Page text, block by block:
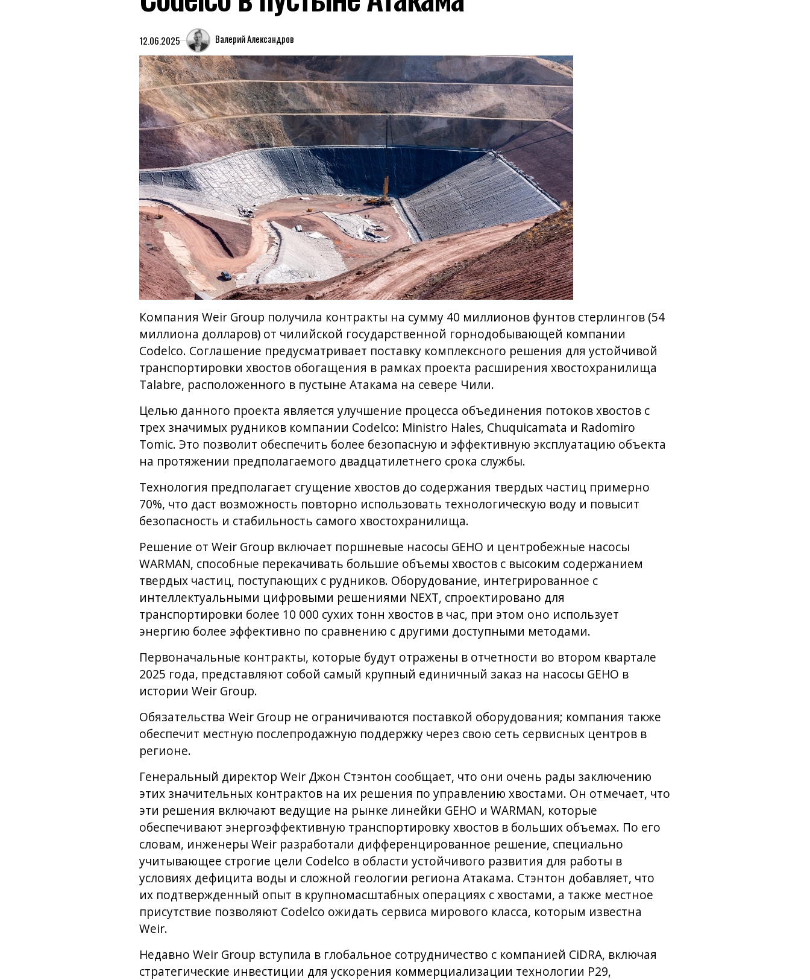
12.06.2025 Валерий Александров
Компания Weir Group получила контракты на сумму 40 миллионов фунтов стерлингов (54
миллиона долларов) от чилийской государственной горнодобывающей компании
Codelco. Соглашение предусматривает поставку комплексного решения для устойчивой
транспортировки хвостов обогащения в рамках проекта расширения хвостохранилища
Talabre, расположенного в пустыне Атакама на севере Чили.
Целью данного проекта является улучшение процесса объединения потоков хвостов с
трех значимых рудников компании Codelco: Ministro Hales, Chuquicamata и Radomiro
Tomic. Это позволит обеспечить более безопасную и эффективную эксплуатацию объекта
на протяжении предполагаемого двадцатилетнего срока службы.
Технология предполагает сгущение хвостов до содержания твердых частиц примерно
70%, что даст возможность повторно использовать технологическую воду и повысит
безопасность и стабильность самого хвостохранилища.
Решение от Weir Group включает поршневые насосы GEHO и центробежные насосы
WARMAN, способные перекачивать большие объемы хвостов с высоким содержанием
твердых частиц, поступающих с рудников. Оборудование, интегрированное с
интеллектуальными цифровыми решениями NEXT, спроектировано для
транспортировки более 10 000 сухих тонн хвостов в час, при этом оно использует
энергию более эффективно по сравнению с другими доступными методами.
Первоначальные контракты, которые будут отражены в отчетности во втором квартале
2025 года, представляют собой самый крупный единичный заказ на насосы GEHO в
истории Weir Group.
Обязательства Weir Group не ограничиваются поставкой оборудования; компания также
обеспечит местную послепродажную поддержку через свою сеть сервисных центров в
регионе.
Генеральный директор Weir Джон Стэнтон сообщает, что они очень рады заключению
этих значительных контрактов на их решения по управлению хвостами. Он отмечает, что
эти решения включают ведущие на рынке линейки GEHO и WARMAN, которые
обеспечивают энергоэффективную транспортировку хвостов в больших объемах. По его
словам, инженеры Weir разработали дифференцированное решение, специально
учитывающее строгие цели Codelco в области устойчивого развития для работы в
условиях дефицита воды и сложной геологии региона Атакама. Стэнтон добавляет, что
их подтвержденный опыт в крупномасштабных операциях с хвостами, а также местное
присутствие позволяют Codelco ожидать сервиса мирового класса, которым известна
Weir.
Недавно Weir Group вступила в глобальное сотрудничество с компанией CiDRA, включая
стратегические инвестиции для ускорения коммерциализации технологии P29,